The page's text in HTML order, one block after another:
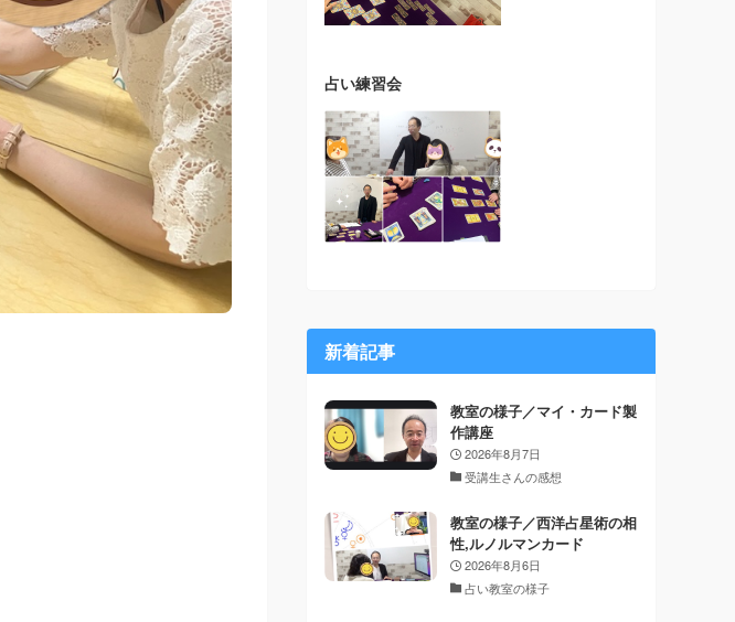
占い練習会
新着記事
教室の様子／マイ・カード製
作講座
2026年8月7日
受講生さんの感想
教室の様子／西洋占星術の相
性,ルノルマンカード
2026年8月6日
占い教室の様子